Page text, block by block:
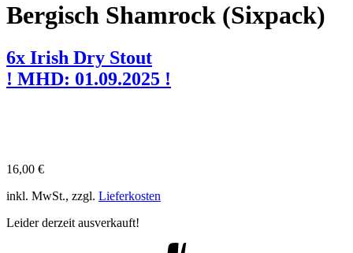
Bergisch Shamrock (Sixpack)
6x Irish Dry Stout
! MHD: 01.09.2025 !
16,00 €
inkl. MwSt., zzgl. Lieferkosten
Leider derzeit ausverkauft!